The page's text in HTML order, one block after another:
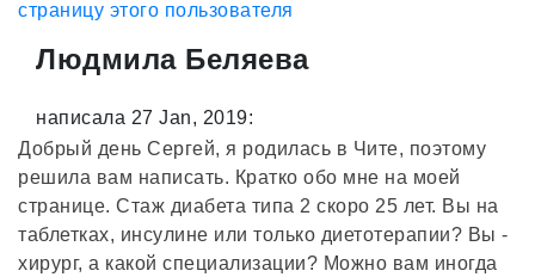
Людмила Беляева
написала 27 Jan, 2019:
Добрый день Сергей, я родилась в Чите, поэтому
решила вам написать. Кратко обо мне на моей
странице. Стаж диабета типа 2 скоро 25 лет. Вы на
таблетках, инсулине или только диетотерапии? Вы -
хирург, а какой специализации? Можно вам иногда